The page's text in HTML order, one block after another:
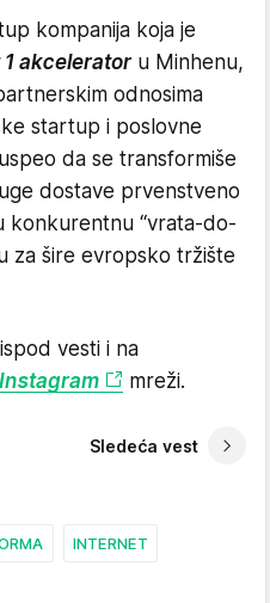
kompanija koja je
akceleratoru Minhenu,
odnosima
startup i poslovne
da se transformiše
dostave prvenstveno
konkurentnu “vrata-do-
za šire evropsko tržište
vesti i na
Instagram mreži.
Sledeća vest
INTERNET